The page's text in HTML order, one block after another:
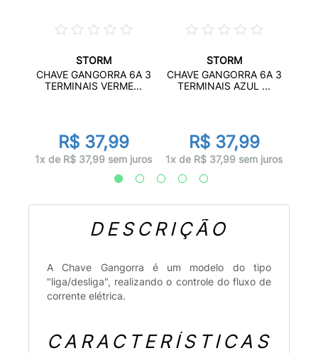
STORM
CHAVE GANGORRA 6A 3
TERMINAIS VERME...
R$ 37,99
1x de R$ 37,99 sem juros
STORM
CHAVE GANGORRA 6A 3
TERMINAIS AZUL ...
R$ 37,99
1x de R$ 37,99 sem juros
DESCRIÇÃO
A Chave Gangorra é um modelo do tipo
"liga/desliga", realizando o controle do fluxo de
corrente elétrica.
CARACTERÍSTICAS